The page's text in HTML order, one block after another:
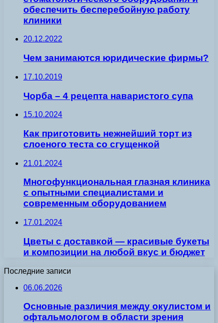
обеспечить бесперебойную работу
клиники
20.12.2022
Чем занимаются юридические фирмы?
17.10.2019
Чорба – 4 рецепта наваристого супа
15.10.2024
Как приготовить нежнейший торт из
слоеного теста со сгущенкой
21.01.2024
Многофункциональная глазная клиника
с опытными специалистами и
современным оборудованием
17.01.2024
Цветы с доставкой — красивые букеты
и композиции на любой вкус и бюджет
Последние записи
06.06.2026
Основные различия между окулистом и
офтальмологом в области зрения